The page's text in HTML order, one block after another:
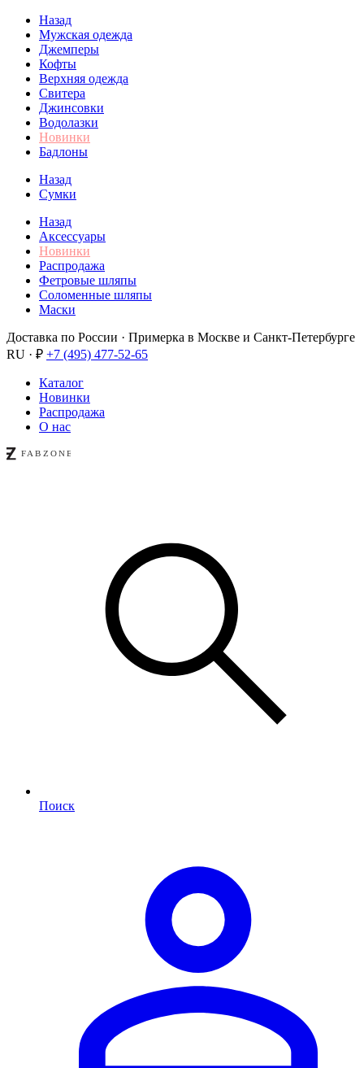
Назад
Мужская одежда
Джемперы
Кофты
Верхняя одежда
Свитера
Джинсовки
Водолазки
Новинки
Бадлоны
Назад
Сумки
Назад
Аксессуары
Новинки
Распродажа
Фетровые шляпы
Соломенные шляпы
Маски
Доставка по России · Примерка в Москве и Санкт-Петербурге
RU · ₽ +7 (495) 477-52-65
Каталог
Новинки
Распродажа
О нас
Поиск